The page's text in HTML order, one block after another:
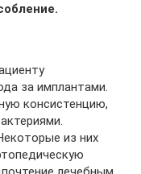
за имплантами.
консистенцию,
из них